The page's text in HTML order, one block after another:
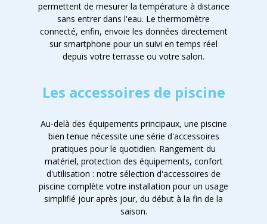
permettent de mesurer la température à distance
sans entrer dans l'eau. Le thermomètre
connecté, enfin, envoie les données directement
sur smartphone pour un suivi en temps réel
depuis votre terrasse ou votre salon.
Les accessoires de piscine
Au-delà des équipements principaux, une piscine
bien tenue nécessite une série d'accessoires
pratiques pour le quotidien. Rangement du
matériel, protection des équipements, confort
d'utilisation : notre sélection d'accessoires de
piscine complète votre installation pour un usage
simplifié jour après jour, du début à la fin de la
saison.